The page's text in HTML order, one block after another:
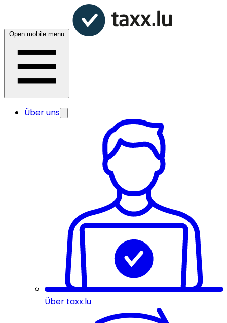
Open mobile menu
Über uns
Über taxx.lu